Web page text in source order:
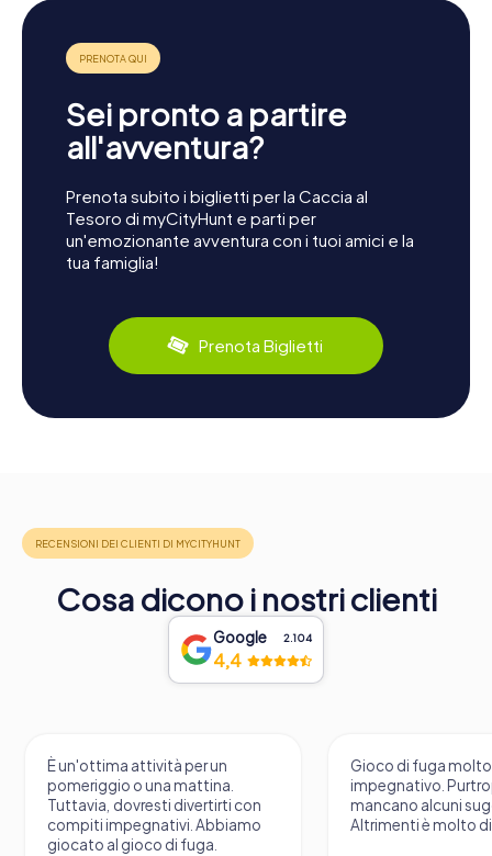
Sei pronto a partire
all'avventura?
Prenota subito i biglietti per la Caccia al
Tesoro di myCityHunt e parti per
un'emozionante avventura con i tuoi amici e la
tua famiglia!
Prenota Biglietti
Cosa dicono i nostri clienti
Google 2.104
4,4
È un'ottima attività per un
pomeriggio o una mattina.
Tuttavia, dovresti divertirti con
compiti impegnativi. Abbiamo
giocato al gioco di fuga.
Gioco di fuga molto
impegnativo.
mancano alcuni
Altrimenti è molto